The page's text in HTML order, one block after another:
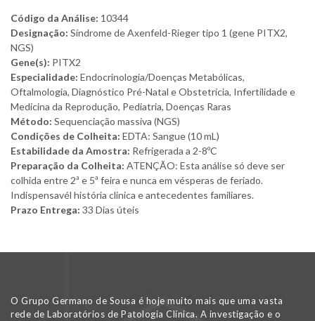
Código da Análise: 10344
Designação: Síndrome de Axenfeld-Rieger tipo 1 (gene PITX2,
NGS)
Gene(s): PITX2
Especialidade: Endocrinologia/Doenças Metabólicas,
Oftalmologia, Diagnóstico Pré-Natal e Obstetrícia, Infertilidade e
Medicina da Reprodução, Pediatria, Doenças Raras
Método: Sequenciação massiva (NGS)
Condições de Colheita: EDTA: Sangue (10 mL)
Estabilidade da Amostra: Refrigerada a 2-8ºC
Preparação da Colheita: ATENÇÃO: Esta análise só deve ser
colhida entre 2ª e 5ª feira e nunca em vésperas de feriado.
Indispensavél história clínica e antecedentes familiares.
Prazo Entrega: 33 Dias úteis
O Grupo Germano de Sousa é hoje muito mais que uma vasta
rede de Laboratórios de Patologia Clínica. A investigação e o